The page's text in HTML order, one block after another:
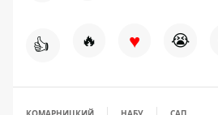
👍 🔥 ♥ 😭